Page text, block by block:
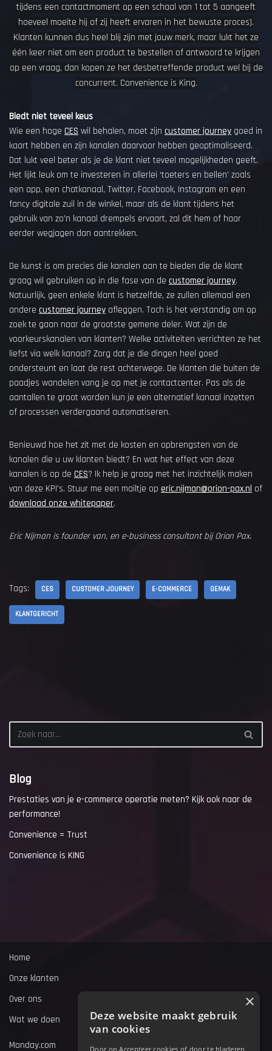
tijdens een contactmoment op een schaal van 1 tot 5 aangeeft
hoeveel moeite hij of zij heeft ervaren in het bewuste proces).
Klanten kunnen dus heel blij zijn met jouw merk, maar lukt het ze
één keer niet om een product te bestellen of antwoord te krijgen
op een vraag, dan kopen ze het desbetreffende product wel bij de
concurrent. Convenience is King.
Biedt niet teveel keus
Wie een hoge CES wil behalen, moet zijn customer journey goed in
kaart hebben en zijn kanalen daarvoor hebben geoptimaliseerd.
Dat lukt veel beter als je de klant niet teveel mogelijkheden geeft.
Het lijkt leuk om te investeren in allerlei ‘toeters en bellen’ zoals
een app, een chatkanaal, Twitter, Facebook, Instagram en een
fancy digitale zuil in de winkel, maar als de klant tijdens het
gebruik van zo’n kanaal drempels ervaart, zal dit hem of haar
eerder wegjagen dan aantrekken.
De kunst is om precies die kanalen aan te bieden die de klant
graag wil gebruiken op in die fase van de customer journey.
Natuurlijk, geen enkele klant is hetzelfde, ze zullen allemaal een
andere customer journey afleggen. Toch is het verstandig om op
zoek te gaan naar de grootste gemene deler. Wat zijn de
voorkeurskanalen van klanten? Welke activiteiten verrichten ze het
liefst via welk kanaal? Zorg dat je die dingen heel goed
ondersteunt en laat de rest achterwege. De klanten die buiten de
paadjes wandelen vang je op met je contactcenter. Pas als de
aantallen te groot worden kun je een alternatief kanaal inzetten
of processen verdergaand automatiseren.
Benieuwd hoe het zit met de kosten en opbrengsten van de
kanalen die u uw klanten biedt? En wat het effect van deze
kanalen is op de CES? Ik help je graag met het inzichtelijk maken
van deze KPI’s. Stuur me een mailtje op eric.nijman@orion-pax.nl of
download onze whitepaper.
Eric Nijman is founder van, en e-business consultant bij Orion Pax.
Tags: CES CUSTOMER JOURNEY E-COMMERCE GEMAK
KLANTGERICHT
Blog
Prestaties van je e-commerce operatie meten? Kijk ook naar de
performance!
Convenience = Trust
Convenience is KING
Home
Onze klanten
Over ons
Wat we doen
Monday.com
Deze website maakt gebruik
van cookies
Door op Accepteer cookies of door te bladeren
×